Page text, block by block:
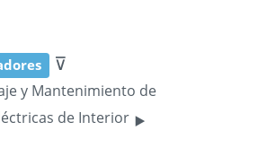
⊽
y Mantenimiento de
de Interior ‣